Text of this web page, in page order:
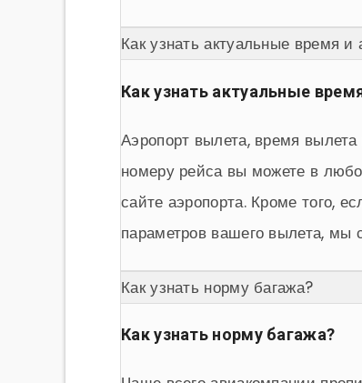
Как узнать актуальные время и
Как узнать актуальные
Аэропорт вылета, время
номеру рейса вы можете в
сайте аэропорта. Кроме того,
параметров вашего вылета, мы
Как узнать норму багажа?
Как узнать норму багажа?